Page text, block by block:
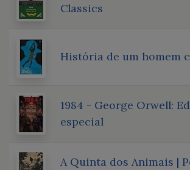
Classics
História de um homem
1984 - George Orwell:
especial
A Quinta dos Animais |